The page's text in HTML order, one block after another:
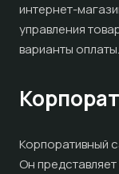
интернет-
управления
варианты оплаты.
Корпоративный
Он